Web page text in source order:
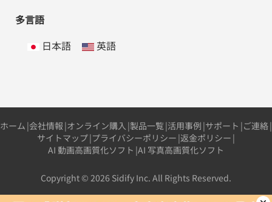
多言語
日本語
英語
ホーム |会社情報 |オンライン購入 |製品一覧|活用事例 |サポート |ご連絡|
サイトマップ|プライバシーポリシー |返金ポリシー |
AI 動画高画質化ソフト |AI 写真高画質化ソフト
Copyright © 2026 Sidify Inc. All Rights Reserved.